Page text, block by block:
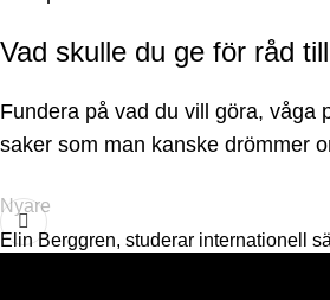
Vad skulle du ge för råd
Fundera på vad du vill göra, våga
saker som man kanske drömmer
Nyare
Elin Berggren, studerar internationell